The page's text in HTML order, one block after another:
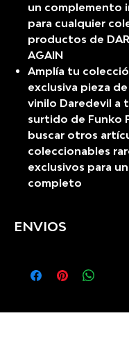
un complemento
para cualquier
productos de
AGAIN
Amplía tu
exclusiva pieza
vinilo Daredevil a
surtido de Funko
buscar otros
coleccionables
exclusivos para
completo
ENVIOS
Perú